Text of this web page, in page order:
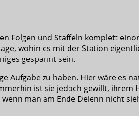
Folgen und Staffeln komplett
wohin es mit der Station
gespannt sein.
Aufgabe zu haben. Hier wäre es
ist sie jedoch gewillt, ihrem
man am Ende Delenn nicht